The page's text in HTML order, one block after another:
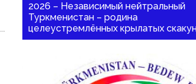
2026 – Независимый нейтральный
Туркменистан – родина
целеустремлённых крылатых